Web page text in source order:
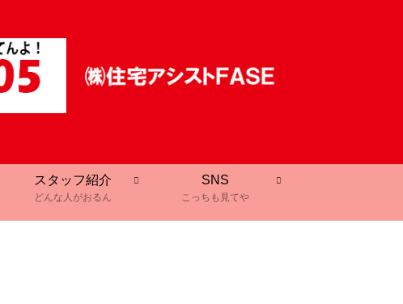
スタッフ紹介
どんな人がおるん
SNS
こっちも見てや